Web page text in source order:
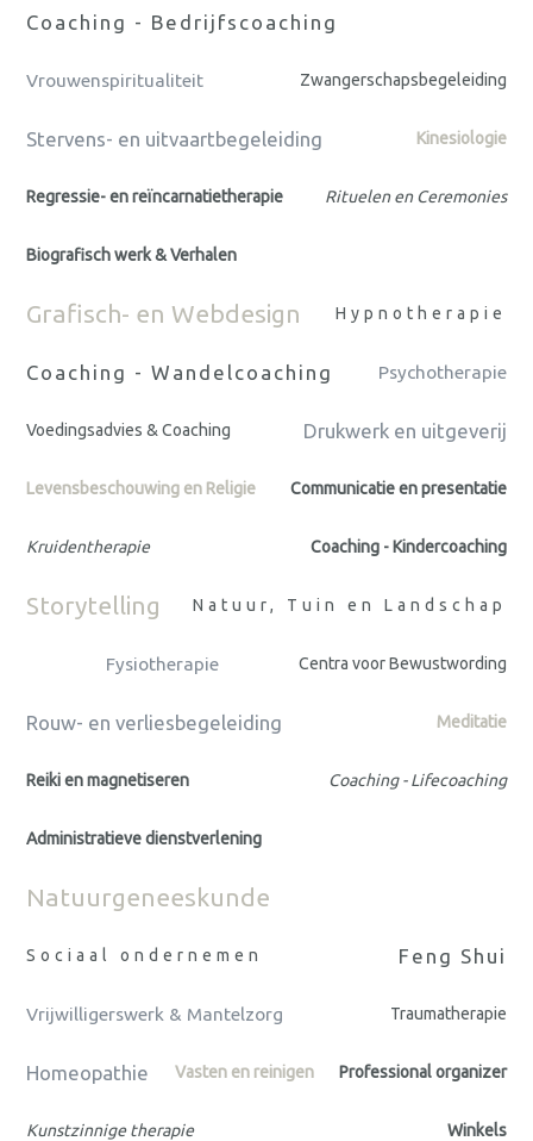
Coaching - Bedrijfscoaching
Vrouwenspiritualiteit Zwangerschapsbegeleiding
Stervens- en uitvaartbegeleiding Kinesiologie
Regressie- en reïncarnatietherapie Rituelen en Ceremonies
Biografisch werk & Verhalen
Grafisch- en Webdesign Hypnotherapie
Coaching - Wandelcoaching Psychotherapie
Voedingsadvies & Coaching Drukwerk en uitgeverij
Levensbeschouwing en Religie Communicatie en presentatie
Kruidentherapie Coaching - Kindercoaching
Storytelling Natuur, Tuin en Landschap
Fysiotherapie Centra voor Bewustwording
Rouw- en verliesbegeleiding Meditatie
Reiki en magnetiseren Coaching - Lifecoaching
Administratieve dienstverlening
Natuurgeneeskunde
Sociaal ondernemen Feng Shui
Vrijwilligerswerk & Mantelzorg Traumatherapie
Homeopathie Vasten en reinigen Professional organizer
Kunstzinnige therapie Winkels